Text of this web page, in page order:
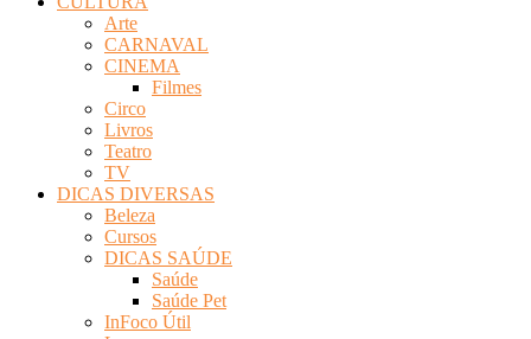
Arte
CARNAVAL
CINEMA
Filmes
Circo
Livros
Teatro
TV
DICAS DIVERSAS
Beleza
Cursos
DICAS SAÚDE
Saúde
Saúde Pet
InFoco Útil